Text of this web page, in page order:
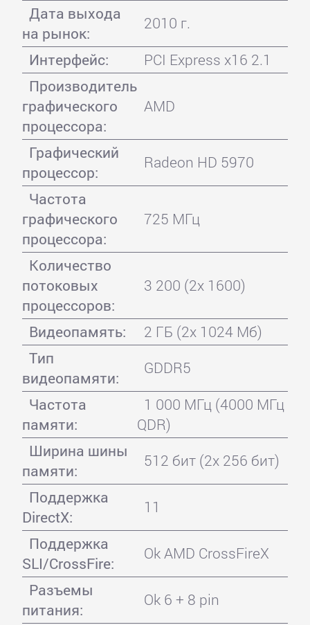
Дата выхода
на рынок:
2010 г.
Интерфейс:
PCI Express x16 2.1
Производитель
графического
процессора:
AMD
Графический
процессор:
Radeon HD 5970
Частота
графического
процессора:
725 МГц
Количество
потоковых
процессоров:
3 200 (2x 1600)
Видеопамять:
2 ГБ (2x 1024 Мб)
Тип
видеопамяти:
GDDR5
Частота
памяти:
1 000 МГц (4000 МГц
QDR)
Ширина шины
памяти:
512 бит (2x 256 бит)
Поддержка
DirectX:
11
Поддержка
SLI/CrossFire:
Ok AMD CrossFireX
Разъемы
питания:
Ok 6 + 8 pin